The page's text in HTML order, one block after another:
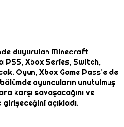
duyurulan Minecraft
PS5, Xbox Series, Switch,
Oyun, Xbox Game Pass’e de
oyuncuların unutulmuş
karşı savaşacağını ve
açıkladı.